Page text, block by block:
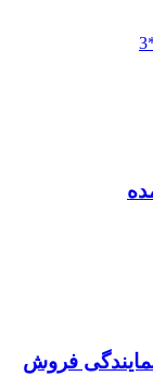
فروش